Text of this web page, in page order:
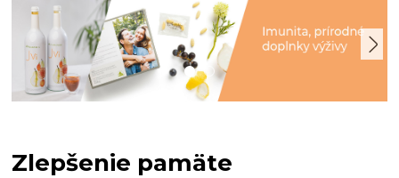
Zlepšenie pamäte